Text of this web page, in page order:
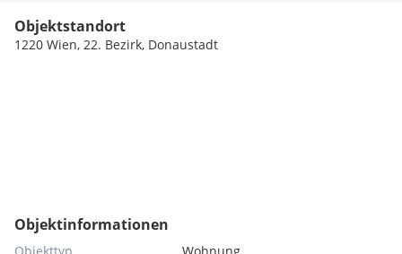
Objektstandort
1220 Wien, 22. Bezirk, Donaustadt
Objektinformationen